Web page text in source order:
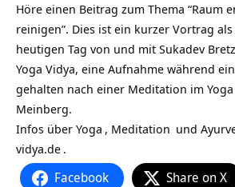
Höre einen Beitrag zum Thema “Raum
reinigen”. Dies ist ein kurzer Vortrag
heutigen Tag von und mit Sukadev Bretz
Yoga Vidya, eine Aufnahme während
gehalten nach einer Meditation im
Meinberg.
Infos über Yoga , Meditation und
vidya.de .
Facebook Share on X